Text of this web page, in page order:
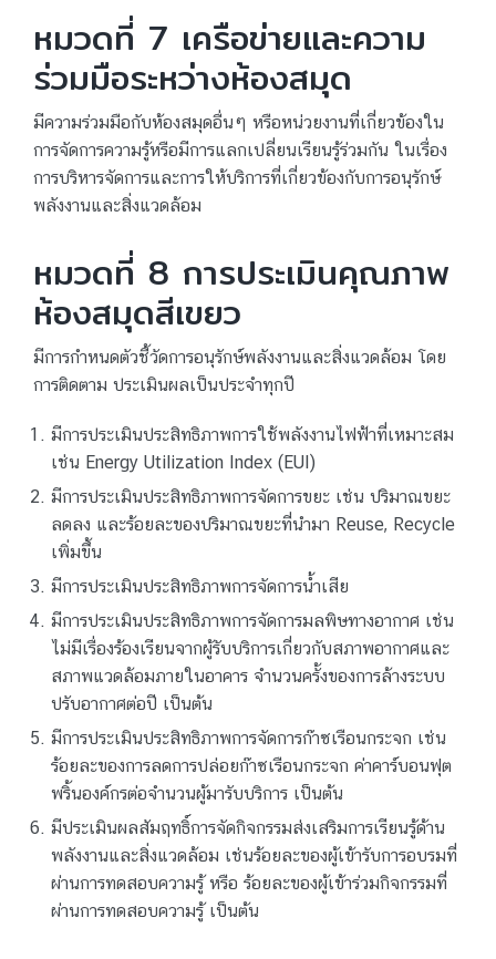
หมวดที่ 7 เครือข่ายและความ
ร่วมมือระหว่างห้องสมุด
มีความร่วมมือกับห้องสมุดอื่นๆ หรือหน่วยงานที่เกี่ยวข้องใน
การจัดการความรู้หรือมีการแลกเปลี่ยนเรียนรู้ร่วมกัน ในเรื่อง
การบริหารจัดการและการให้บริการที่เกี่ยวข้องกับการอนุรักษ์
พลังงานและสิ่งแวดล้อม
หมวดที่ 8 การประเมินคุณภาพ
ห้องสมุดสีเขยว
มีการกําหนดตัวชี้วัดการอนุรักษ์พลังงานและสิ่งแวดล้อม โดย
การติดตาม ประเมินผลเป็นประจําทุกปี
มีการประเมินประสิทธิภาพการใช้พลังงานไฟฟ้าที่เหมาะสม
เช่น Energy Utilization Index (EUI)
มีการประเมินประสิทธิภาพการจัดการขยะ เช่น ปริมาณขยะ
ลดลง และร้อยละของปริมาณขยะที่นำมา Reuse, Recycle
เพิ่มขึ้น
มีการประเมินประสิทธิภาพการจัดการน้ำเสีย
มีการประเมินประสิทธิภาพการจัดการมลพิษทางอากาศ เช่น
ไม่มีเรื่องร้องเรียนจากผู้รับบริการเกี่ยวกับสภาพอากาศและ
สภาพแวดล้อมภายในอาคาร จำนวนครั้งของการล้างระบบ
ปรับอากาศต่อปี เป็นต้น
มีการประเมินประสิทธิภาพการจัดการก๊าซเรือนกระจก เช่น
ร้อยละของการลดการปล่อยก๊าซเรือนกระจก ค่าคาร์บอนฟุต
พริ้นองค์กรต่อจำนวนผู้มารับบริการ เป็นต้น
มีประเมินผลสัมฤทธิ์การจัดกิจกรรมส่งเสริมการเรียนรู้ด้าน
พลังงานและสิ่งแวดล้อม เช่นร้อยละของผู้เข้ารับการอบรมที่
ผ่านการทดสอบความรู้ หรือ ร้อยละของผู้เข้าร่วมกิจกรรมที่
ผ่านการทดสอบความรู้ เป็นต้น